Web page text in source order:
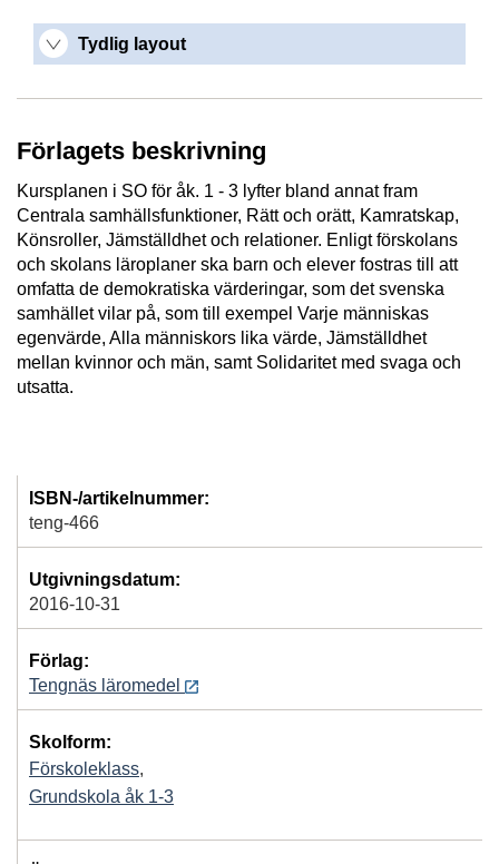
Tydlig layout
Förlagets beskrivning
Kursplanen i SO för åk. 1 - 3 lyfter bland annat fram
Centrala samhällsfunktioner, Rätt och orätt, Kamratskap,
Könsroller, Jämställdhet och relationer. Enligt förskolans
och skolans läroplaner ska barn och elever fostras till att
omfatta de demokratiska värderingar, som det svenska
samhället vilar på, som till exempel Varje människas
egenvärde, Alla människors lika värde, Jämställdhet
mellan kvinnor och män, samt Solidaritet med svaga och
utsatta.
ISBN-/artikelnummer:
teng-466
Utgivningsdatum:
2016-10-31
Förlag:
Tengnäs läromedel
Skolform:
Förskoleklass,
Grundskola åk 1-3